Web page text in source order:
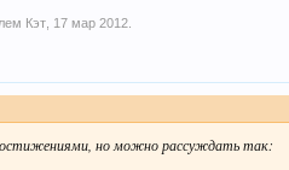
Кэт 17 мар 2012
но можно рассуждать так: